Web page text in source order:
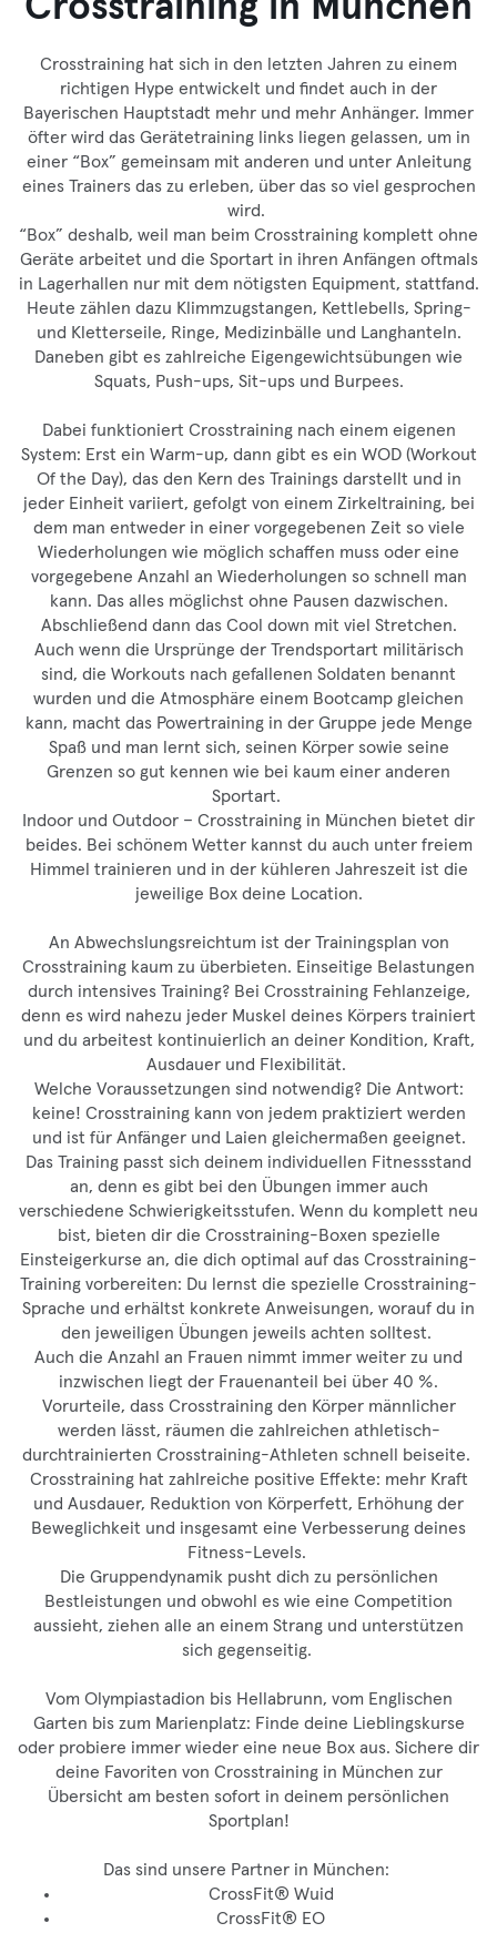
Crosstraining hat sich in den letzten Jahren zu einem
richtigen Hype entwickelt und findet auch in der
Bayerischen Hauptstadt mehr und mehr Anhänger. Immer
öfter wird das Gerätetraining links liegen gelassen, um in
einer “Box” gemeinsam mit anderen und unter Anleitung
eines Trainers das zu erleben, über das so viel gesprochen
wird.
“Box” deshalb, weil man beim Crosstraining komplett ohne
Geräte arbeitet und die Sportart in ihren Anfängen oftmals
in Lagerhallen nur mit dem nötigsten Equipment, stattfand.
Heute zählen dazu Klimmzugstangen, Kettlebells, Spring-
und Kletterseile, Ringe, Medizinbälle und Langhanteln.
Daneben gibt es zahlreiche Eigengewichtsübungen wie
Squats, Push-ups, Sit-ups und Burpees.
Dabei funktioniert Crosstraining nach einem eigenen
System: Erst ein Warm-up, dann gibt es ein WOD (Workout
Of the Day), das den Kern des Trainings darstellt und in
jeder Einheit variiert, gefolgt von einem Zirkeltraining, bei
dem man entweder in einer vorgegebenen Zeit so viele
Wiederholungen wie möglich schaffen muss oder eine
vorgegebene Anzahl an Wiederholungen so schnell man
kann. Das alles möglichst ohne Pausen dazwischen.
Abschließend dann das Cool down mit viel Stretchen.
Auch wenn die Ursprünge der Trendsportart militärisch
sind, die Workouts nach gefallenen Soldaten benannt
wurden und die Atmosphäre einem Bootcamp gleichen
kann, macht das Powertraining in der Gruppe jede Menge
Spaß und man lernt sich, seinen Körper sowie seine
Grenzen so gut kennen wie bei kaum einer anderen
Sportart.
Indoor und Outdoor – Crosstraining in München bietet dir
beides. Bei schönem Wetter kannst du auch unter freiem
Himmel trainieren und in der kühleren Jahreszeit ist die
jeweilige Box deine Location.
An Abwechslungsreichtum ist der Trainingsplan von
Crosstraining kaum zu überbieten. Einseitige Belastungen
durch intensives Training? Bei Crosstraining Fehlanzeige,
denn es wird nahezu jeder Muskel deines Körpers trainiert
und du arbeitest kontinuierlich an deiner Kondition, Kraft,
Ausdauer und Flexibilität.
Welche Voraussetzungen sind notwendig? Die Antwort:
keine! Crosstraining kann von jedem praktiziert werden
und ist für Anfänger und Laien gleichermaßen geeignet.
Das Training passt sich deinem individuellen Fitnessstand
an, denn es gibt bei den Übungen immer auch
verschiedene Schwierigkeitsstufen. Wenn du komplett neu
bist, bieten dir die Crosstraining-Boxen spezielle
Einsteigerkurse an, die dich optimal auf das Crosstraining-
Training vorbereiten: Du lernst die spezielle Crosstraining-
Sprache und erhältst konkrete Anweisungen, worauf du in
den jeweiligen Übungen jeweils achten solltest.
Auch die Anzahl an Frauen nimmt immer weiter zu und
inzwischen liegt der Frauenanteil bei über 40 %.
Vorurteile, dass Crosstraining den Körper männlicher
werden lässt, räumen die zahlreichen athletisch-
durchtrainierten Crosstraining-Athleten schnell beiseite.
Crosstraining hat zahlreiche positive Effekte: mehr Kraft
und Ausdauer, Reduktion von Körperfett, Erhöhung der
Beweglichkeit und insgesamt eine Verbesserung deines
Fitness-Levels.
Die Gruppendynamik pusht dich zu persönlichen
Bestleistungen und obwohl es wie eine Competition
aussieht, ziehen alle an einem Strang und unterstützen
sich gegenseitig.
Vom Olympiastadion bis Hellabrunn, vom Englischen
Garten bis zum Marienplatz: Finde deine Lieblingskurse
oder probiere immer wieder eine neue Box aus. Sichere dir
deine Favoriten von Crosstraining in München zur
Übersicht am besten sofort in deinem persönlichen
Sportplan!
Das sind unsere Partner in München:
CrossFit® Wuid
CrossFit® EO